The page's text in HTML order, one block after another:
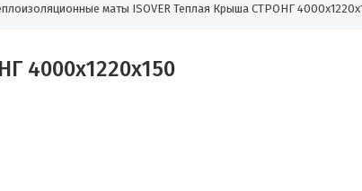
маты ISOVER Теплая Крыша СТРОНГ
4000х1220х150